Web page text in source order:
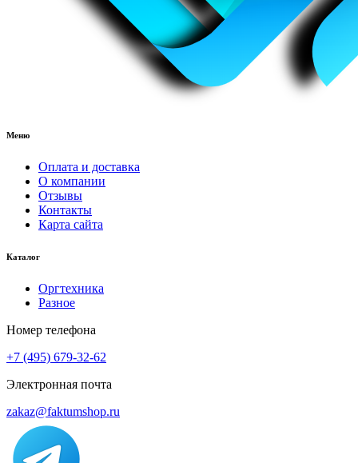
Меню
Оплата и доставка
О компании
Отзывы
Контакты
Карта сайта
Каталог
Оргтехника
Разное
Номер телефона
+7 (495) 679-32-62
Электронная почта
zakaz@faktumshop.ru